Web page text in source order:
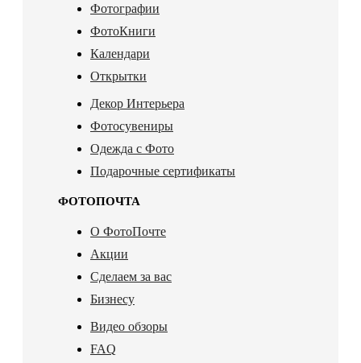
Фотографии
ФотоКниги
Календари
Открытки
Декор Интерьера
Фотосувениры
Одежда с Фото
Подарочные сертификаты
ФОТОПОЧТА
О ФотоПочте
Акции
Сделаем за вас
Бизнесу
Видео обзоры
FAQ